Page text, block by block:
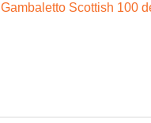
Gambaletto Scottish 100